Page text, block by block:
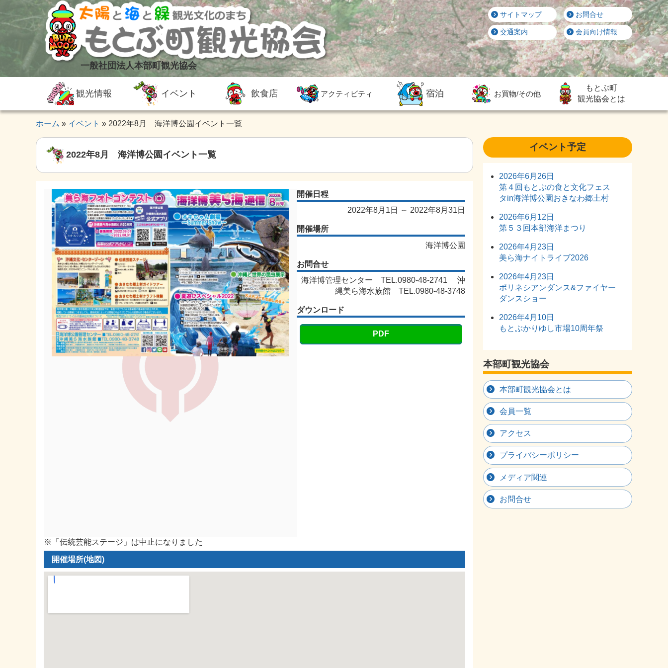
一般社団法人本部町観光協会
サイトマップ
交通案内
お問合せ
会員向け情報
観光情報 イベント 飲食店 アクティビティ 宿泊 お買物/その他
もとぶ町
観光協会とは
ホーム イベント 2022年8月 海洋博公園イベント一覧
2022年8月 海洋博公園イベント一覧
開催日程
2022年8月1日 ～ 2022年8月31日
開催場所
海洋博公園
お問合せ
海洋博管理センター TEL.0980-48-2741 沖
縄美ら海水族館 TEL.0980-48-3748
ダウンロード
PDF
※「伝統芸能ステージ」は中止になりました
開催場所(地図)
イベント予定
2026年6月26日
第４回もとぶの食と文化フェス
タin海洋博公園おきなわ郷土村
2026年6月12日
第５３回本部海洋まつり
2026年4月23日
美ら海ナイトライブ2026
2026年4月23日
ポリネシアンダンス&ファイヤー
ダンスショー
2026年4月10日
もとぶかりゆし市場10周年祭
本部町観光協会
本部町観光協会とは
会員一覧
アクセス
プライバシーポリシー
メディア関連
お問合せ